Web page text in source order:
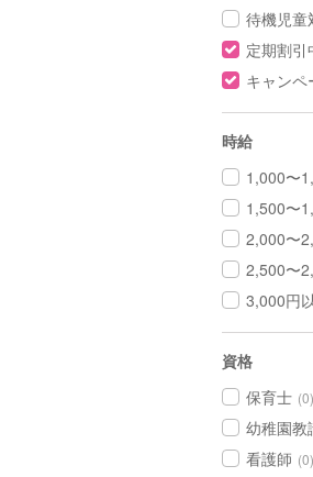
待機児童
定期割引
キャンペ
時給
1,000〜
1,500〜
2,000〜
2,500〜
3,000円
資格
保育士 (0)
幼稚園教
看護師 (0)